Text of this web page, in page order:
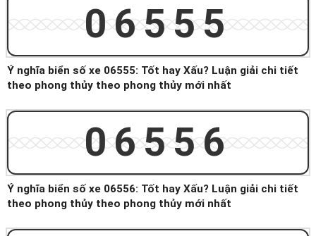
06555
Ý nghĩa biển số xe 06555: Tốt hay Xấu? Luận giải chi tiết
theo phong thủy theo phong thủy mới nhất
06556
Ý nghĩa biển số xe 06556: Tốt hay Xấu? Luận giải chi tiết
theo phong thủy theo phong thủy mới nhất